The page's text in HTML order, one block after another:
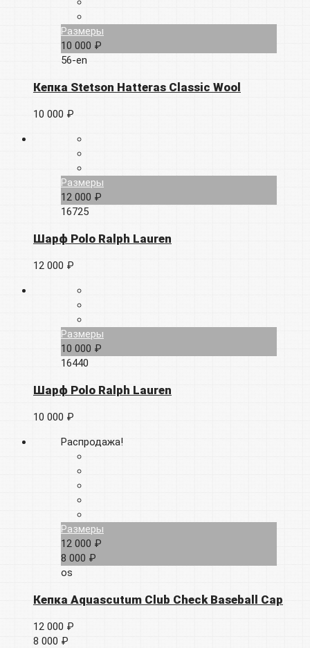
Размеры
10 000 ₽
56-en
Кепка Stetson Hatteras Classic Wool
10 000 ₽
Размеры
12 000 ₽
16725
Шарф Polo Ralph Lauren
12 000 ₽
Размеры
10 000 ₽
16440
Шарф Polo Ralph Lauren
10 000 ₽
Распродажа!
Размеры
12 000 ₽
8 000 ₽
os
Кепка Aquascutum Club Check Baseball Cap
12 000 ₽
8 000 ₽